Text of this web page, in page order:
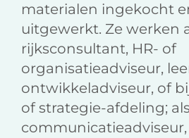
materialen ingekocht
uitgewerkt. Ze werken
rijksconsultant, HR- of
organisatieadviseur,
ontwikkeladviseur, of
of strategie-afdeling; als